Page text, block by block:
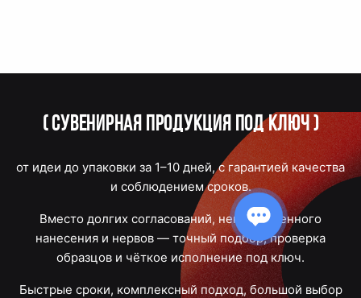
(Сувенирная продукция под ключ)
от идеи до упаковки за 1–10 дней, с гарантией качества
и соблюдением сроков.
Вместо долгих согласований, некачественного
нанесения и нервов — точный подбор, проверка
образцов и чёткое исполнение под ключ.
Быстрые сроки, комплексный подход, большой выбор